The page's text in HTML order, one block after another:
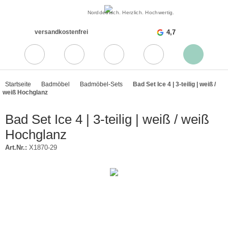
Norddeutsch. Herzlich. Hochwertig.
versandkostenfrei 4,7
Startseite Badmöbel Badmöbel-Sets
Bad Set Ice 4 | 3-teilig | weiß /
weiß Hochglanz
Bad Set Ice 4 | 3-teilig | weiß / weiß
Hochglanz
Art.Nr.: X1870-29